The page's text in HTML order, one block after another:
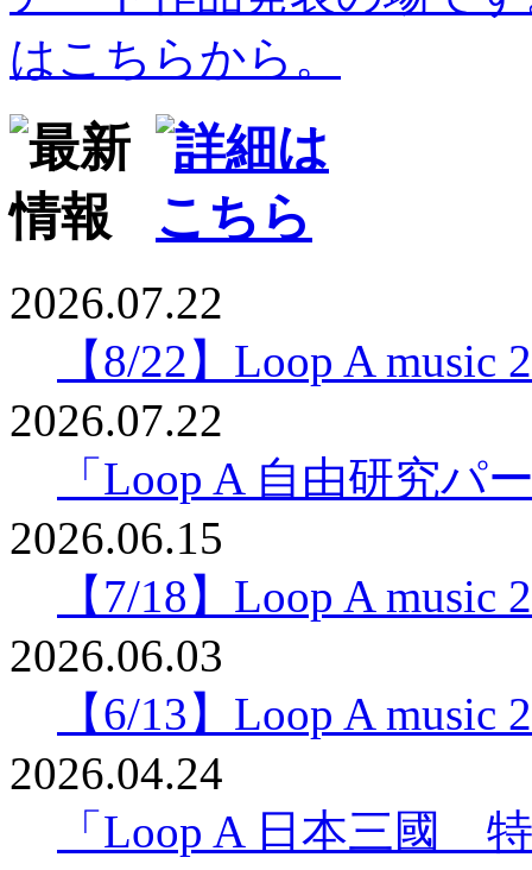
2026.07.22
【8/22】Loop A
2026.07.22
「Loop A 自由研究パ
2026.06.15
【7/18】Loop A
2026.06.03
【6/13】Loop A music
2026.04.24
「Loop A 日本三國